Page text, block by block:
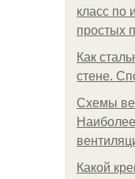
класс по
простых
Как
стене.
Схемы
Какой